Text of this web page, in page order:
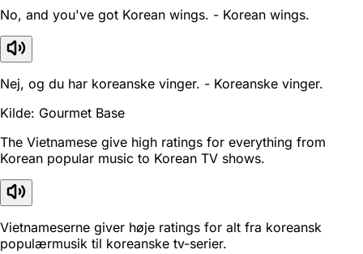
No, and you've got Korean wings. - Korean wings.
Nej, og du har koreanske vinger. - Koreanske vinger.
Kilde: Gourmet Base
The Vietnamese give high ratings for everything from
Korean popular music to Korean TV shows.
Vietnameserne giver høje ratings for alt fra koreansk
populærmusik til koreanske tv-serier.